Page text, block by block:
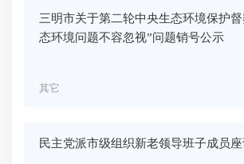
三明市关于第二轮中央生态环境保护
态环境问题不容忽视”问题销号公示
其它
民主党派市级组织新老领导班子成员